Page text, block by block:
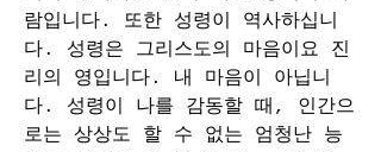
람입니다. 또한 성령이 역사하십니
다. 성령은 그리스도의 마음이요 진
리의 영입니다. 내 마음이 아닙니
다. 성령이 나를 감동할 때, 인간으
로는 상상도 할 수 없는 엄청난 능